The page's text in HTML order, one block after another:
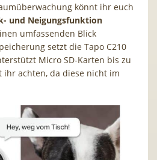
könnt ihr euch
und Neigungsfunktion
umfassenden Blick
setzt die Tapo C210
Micro SD-Karten bis zu
ihr achten, da diese nicht im